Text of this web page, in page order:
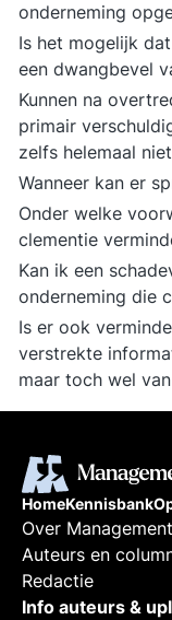
onderneming
Is het mogelijk
een dwangbevel
Kunnen na
primair
zelfs helemaal
Wanneer kan er
Onder welke
clementie
Kan ik een
onderneming die
Is er ook
verstrekte
maar toch wel
HomeKennisbank
Over
Auteurs en
Redactie
Info auteurs &